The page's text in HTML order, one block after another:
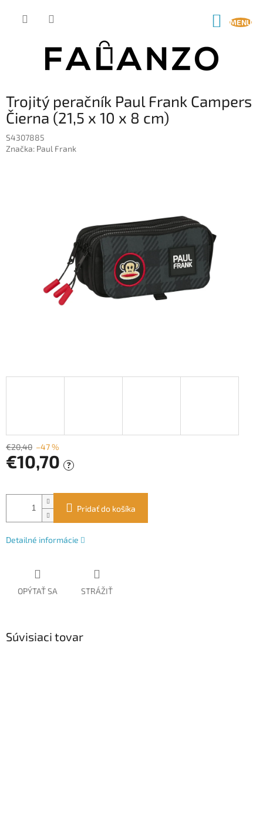
Trojitý peračník Paul Frank Campers
Čierna (21,5 x 10 x 8 cm)
S4307885
Značka: Paul Frank
€20,40 –47 %
€10,70 ?
cena:
Pridať do košíka
Detailné informácie
OPÝTAŤ SA STRÁŽIŤ
Súvisiaci tovar